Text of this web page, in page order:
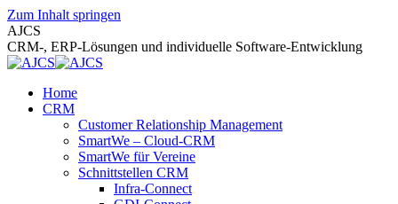
Zum Inhalt springen
AJCS
CRM-, ERP-Lösungen und individuelle Software-Entwicklung
Home
CRM
Customer Relationship Management
SmartWe – Cloud-CRM
SmartWe für Vereine
Schnittstellen CRM
Infra-Connect